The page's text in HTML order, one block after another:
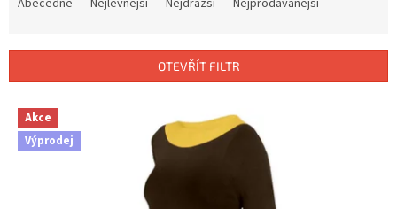
í
Abecedně Nejlevnější Nejdražší Nejprodávanější
OTEVŘÍT FILTR
V
p
Akce
Výprodej